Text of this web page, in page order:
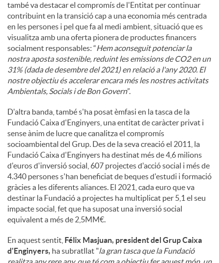
també va destacar el compromís de l'Entitat per continuar
contribuint en la transició cap a una economia més centrada
en les persones i pel que fa al medi ambient, situació que es
visualitza amb una oferta pionera de productes financers
socialment responsables: “Hem aconseguit potenciar la
nostra aposta sostenible, reduint les emissions de CO2 en un
31% (dada de desembre del 2021) en relació a l'any 2020. El
nostre objectiu és accelerar encara més les nostres activitats
Ambientals, Socials i de Bon Govern”.
D'altra banda, també s'ha posat èmfasi en la tasca de la
Fundació Caixa d'Enginyers, una entitat de caràcter privat i
sense ànim de lucre que canalitza el compromís
socioambiental del Grup. Des de la seva creació el 2011, la
Fundació Caixa d'Enginyers ha destinat més de 4,6 milions
d'euros d'inversió social, 607 projectes d'acció social i més de
4.340 persones s'han beneficiat de beques d'estudi i formació
gràcies a les diferents aliances. El 2021, cada euro que va
destinar la Fundació a projectes ha multiplicat per 5,1 el seu
impacte social, fet que ha suposat una inversió social
equivalent a més de 2,5MM€.
En aquest sentit, Félix Masjuan, president del Grup Caixa
d'Enginyers, ha subratllat "la gran tasca que la Fundació